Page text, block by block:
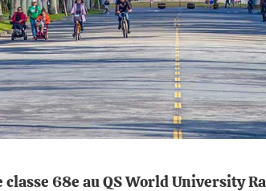
68e au QS World University